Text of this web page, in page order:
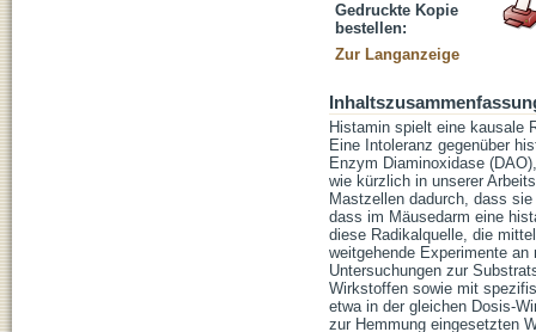
Gedruckte Kopie
bestellen:
Zur Langanzeige
Histamin spielt eine kausale
Eine Intoleranz gegenüber
Enzym Diaminoxidase
wie kürzlich in unserer
Mastzellen dadurch, dass
dass im Mäusedarm eine
diese Radikalquelle, die
weitgehende Experimente
Untersuchungen zur
Wirkstoffen sowie mit
etwa in der gleichen Dosis-
zur Hemmung eingesetzten